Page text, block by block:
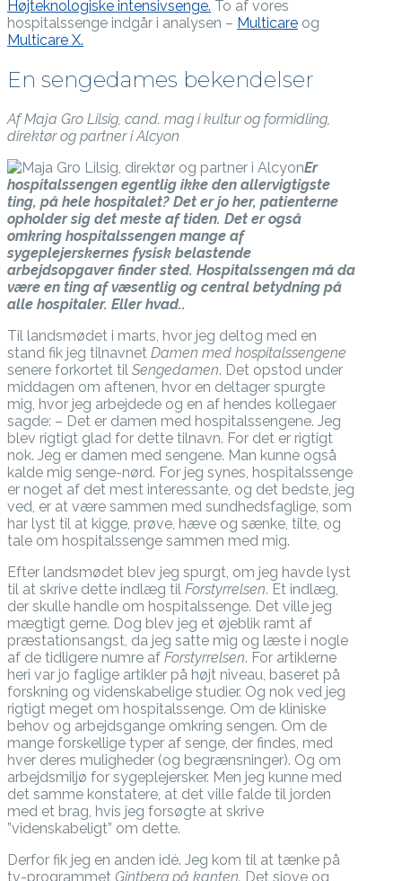
Højteknologiske intensivsenge. To af vores
hospitalssenge indgår i analysen – Multicare og
Multicare X.
En sengedames bekendelser
Af Maja Gro Lilsig, cand. mag i kultur og formidling,
direktør og partner i Alcyon
Er
hospitalssengen egentlig ikke den allervigtigste
ting, på hele hospitalet? Det er jo her, patienterne
opholder sig det meste af tiden. Det er også
omkring hospitalssengen mange af
sygeplejerskernes fysisk belastende
arbejdsopgaver finder sted. Hospitalssengen må da
være en ting af væsentlig og central betydning på
alle hospitaler. Eller hvad..
Til landsmødet i marts, hvor jeg deltog med en
stand fik jeg tilnavnet Damen med hospitalssengene
senere forkortet til Sengedamen. Det opstod under
middagen om aftenen, hvor en deltager spurgte
mig, hvor jeg arbejdede og en af hendes kollegaer
sagde: – Det er damen med hospitalssengene. Jeg
blev rigtigt glad for dette tilnavn. For det er rigtigt
nok. Jeg er damen med sengene. Man kunne også
kalde mig senge-nørd. For jeg synes, hospitalssenge
er noget af det mest interessante, og det bedste, jeg
ved, er at være sammen med sundhedsfaglige, som
har lyst til at kigge, prøve, hæve og sænke, tilte, og
tale om hospitalssenge sammen med mig.
Efter landsmødet blev jeg spurgt, om jeg havde lyst
til at skrive dette indlæg til Forstyrrelsen. Et indlæg,
der skulle handle om hospitalssenge. Det ville jeg
mægtigt gerne. Dog blev jeg et øjeblik ramt af
præstationsangst, da jeg satte mig og læste i nogle
af de tidligere numre af Forstyrrelsen. For artiklerne
heri var jo faglige artikler på højt niveau, baseret på
forskning og videnskabelige studier. Og nok ved jeg
rigtigt meget om hospitalssenge. Om de kliniske
behov og arbejdsgange omkring sengen. Om de
mange forskellige typer af senge, der findes, med
hver deres muligheder (og begrænsninger). Og om
arbejdsmiljø for sygeplejersker. Men jeg kunne med
det samme konstatere, at det ville falde til jorden
med et brag, hvis jeg forsøgte at skrive
”videnskabeligt” om dette.
Derfor fik jeg en anden idé. Jeg kom til at tænke på
tv-programmet Gintberg på kanten. Det sjove og